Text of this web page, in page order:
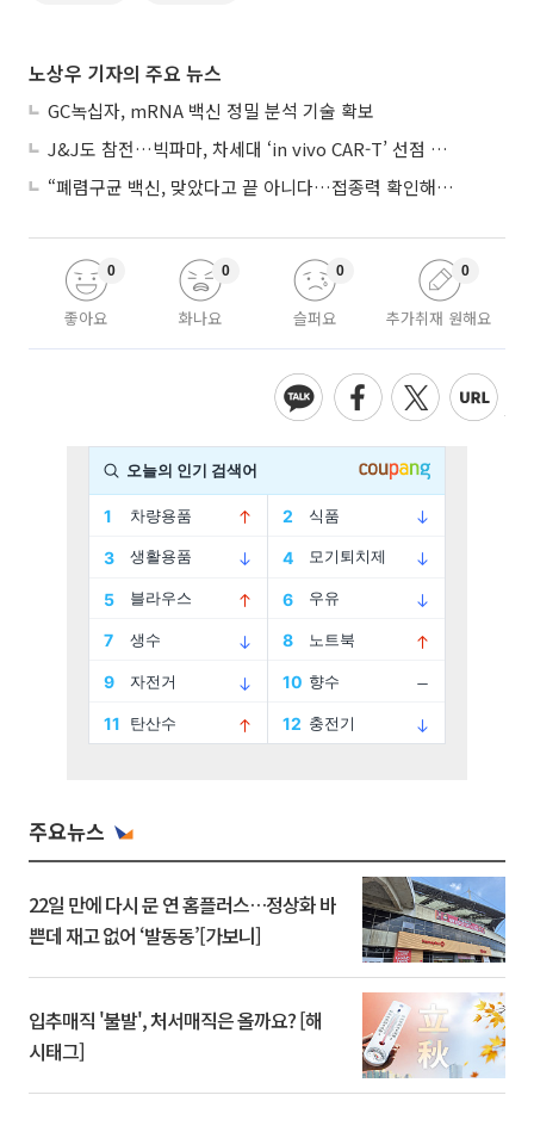
노상우 기자의 주요 뉴스
GC녹십자, mRNA 백신 정밀 분석 기술 확보
J&J도 참전…빅파마, 차세대 ‘in vivo CAR-T’ 선점 경쟁 본격화
“폐렴구균 백신, 맞았다고 끝 아니다…접종력 확인해야”
좋아요
0
화나요
0
슬퍼요
0
추가취재 원해요
0
주요뉴스
22일 만에 다시 문 연 홈플러스…정상화 바
쁜데 재고 없어 ‘발동동’[가보니]
입추매직 '불발', 처서매직은 올까요? [해
시태그]